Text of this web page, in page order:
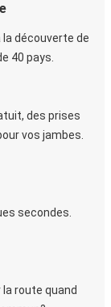
découverte de
40 pays.
des prises
vos jambes.
secondes.
route quand